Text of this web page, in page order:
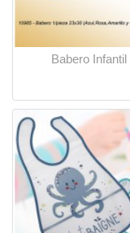
Babero